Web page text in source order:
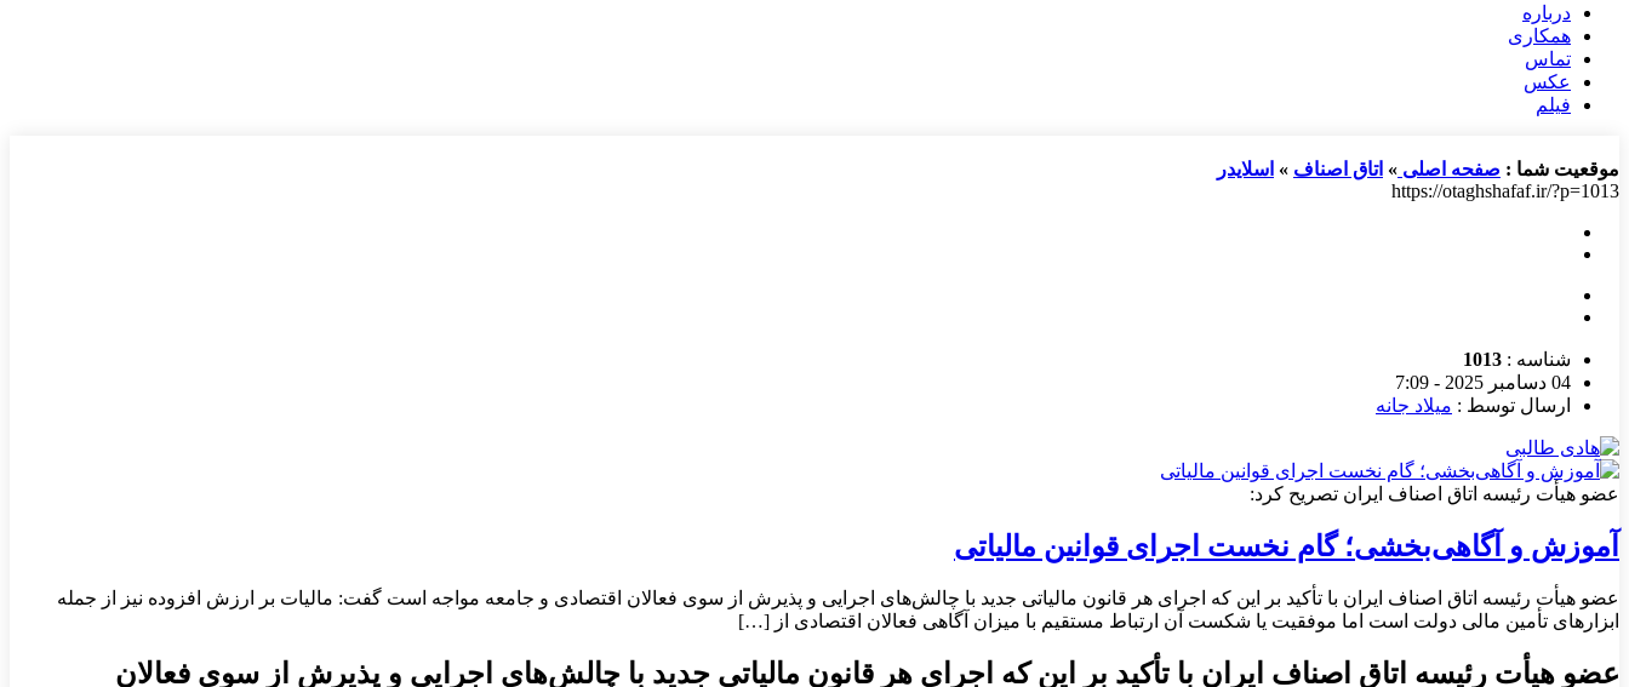
درباره
همکاری
تماس
عکس
فیلم
موقعیت شما : صفحه اصلی » اتاق اصناف » اسلایدر
https://otaghshafaf.ir/?p=1013
شناسه : 1013
04 دسامبر 2025 - 7:09
ارسال توسط : میلاد جانه
عضو هیأت رئیسه اتاق اصناف ایران تصریح کرد:
آموزش و آگاهی‌بخشی؛ گام نخست اجرای قوانین مالیاتی
عضو هیأت رئیسه اتاق اصناف ایران با تأکید بر این که اجرای هر قانون مالیاتی جدید با چالش‌های اجرایی و پذیرش از سوی فعالان اقتصادی و جامعه مواجه است گفت: مالیات بر ارزش افزوده نیز از جمله
ابزارهای تأمین مالی دولت است اما موفقیت یا شکست آن ارتباط مستقیم با میزان آگاهی فعالان اقتصادی از […]
عضو هیأت رئیسه اتاق اصناف ایران با تأکید بر این که اجرای هر قانون مالیاتی جدید با چالش‌های اجرایی و پذیرش از سوی فعالان